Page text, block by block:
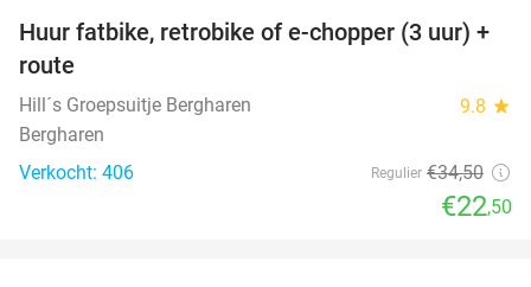
35%
Huur fatbike, retrobike of e-chopper (3 uur) +
route
Hill´s Groepsuitje Bergharen 9.8 star
Bergharen
Verkocht: 406
Regulier €34,50
€22,50